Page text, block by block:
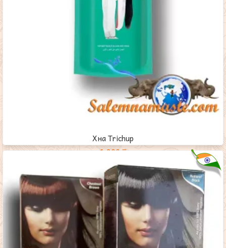
Хна Trichup
1,200₸